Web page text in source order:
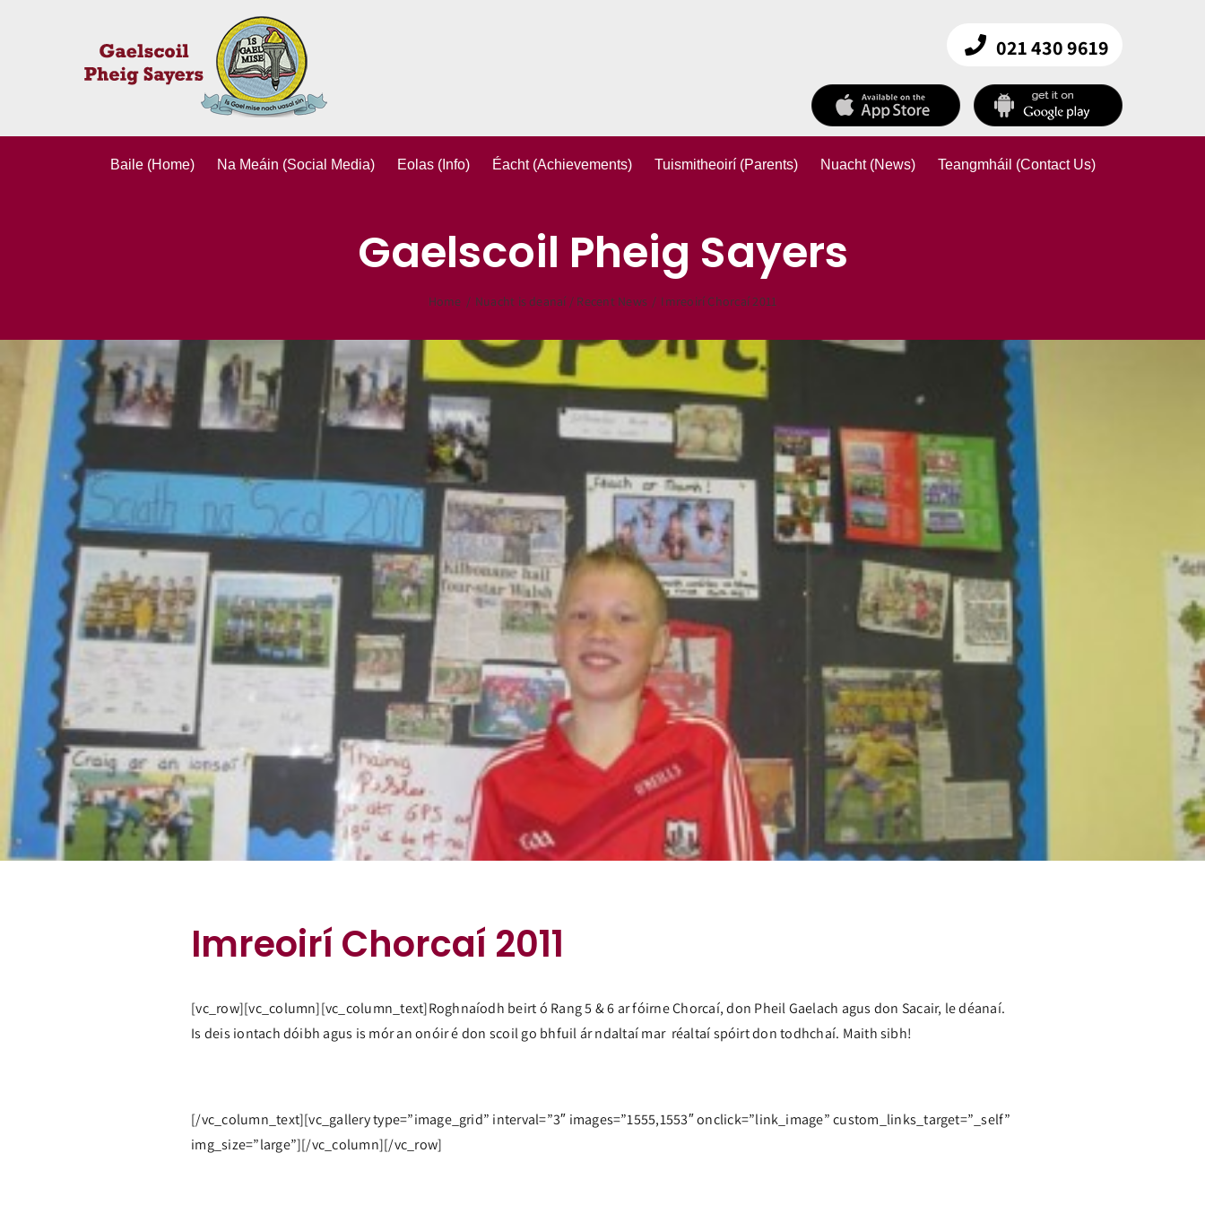
021 430 9619
Baile (Home) Na Meáin (Social Media) Eolas (Info) Éacht (Achievements) Tuismitheoirí (Parents) Nuacht (News) Teangmháil (Contact Us)
Gaelscoil Pheig Sayers
Home / Nuacht is deanaí / Recent News / Imreoirí Chorcaí 2011
Imreoirí Chorcaí 2011
[vc_row][vc_column][vc_column_text]Roghnaíodh beirt ó Rang 5 & 6 ar fóirne Chorcaí, don Pheil Gaelach agus don Sacair, le déanaí.
Is deis iontach dóibh agus is mór an onóir é don scoil go bhfuil ár ndaltaí mar réaltaí spóirt don todhchaí. Maith sibh!
[/vc_column_text][vc_gallery type=”image_grid” interval=”3″ images=”1555,1553″ onclick=”link_image” custom_links_target=”_self”
img_size=”large”][/vc_column][/vc_row]